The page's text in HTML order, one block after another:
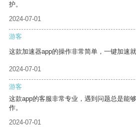
护。
2024-07-01
游客
这款加速器app的操作非常简单，一键加速
2024-07-01
游客
这款app的客服非常专业，遇到问题总是能
作。
2024-07-01